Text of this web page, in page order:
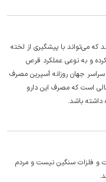
که می‌تواند با پیشگیری از لخته
و به نوعی عملکرد قرص
سراسر جهان روزانه آسپرین مصرف
است که مصرف این دارو
داشته باشد.
و فلزات سنگین نیست و مردم